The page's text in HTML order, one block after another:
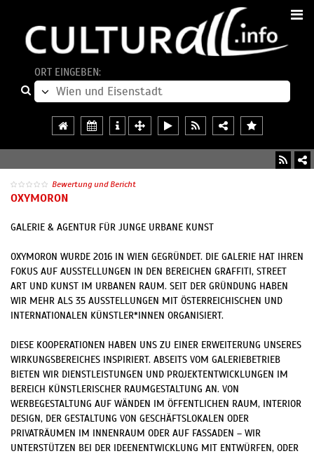
ORT EINGEBEN:
Bewertung und Bericht
OXYMORON
GALERIE & AGENTUR FÜR JUNGE URBANE KUNST
OXYMORON WURDE 2016 IN WIEN GEGRÜNDET. DIE GALERIE HAT IHREN
FOKUS AUF AUSSTELLUNGEN IN DEN BEREICHEN GRAFFITI, STREET
ART UND KUNST IM URBANEN RAUM. SEIT DER GRÜNDUNG HABEN
WIR MEHR ALS 35 AUSSTELLUNGEN MIT ÖSTERREICHISCHEN UND
INTERNATIONALEN KÜNSTLER*INNEN ORGANISIERT.
DIESE KOOPERATIONEN HABEN UNS ZU EINER ERWEITERUNG UNSERES
WIRKUNGSBEREICHES INSPIRIERT. ABSEITS VOM GALERIEBETRIEB
BIETEN WIR DIENSTLEISTUNGEN UND PROJEKTENTWICKLUNGEN IM
BEREICH KÜNSTLERISCHER RAUMGESTALTUNG AN. VON
WERBEGESTALTUNG AUF WÄNDEN IM ÖFFENTLICHEN RAUM, INTERIOR
DESIGN, DER GESTALTUNG VON GESCHÄFTSLOKALEN ODER
PRIVATRÄUMEN IM INNENRAUM ODER AUF FASSADEN – WIR
UNTERSTÜTZEN BEI DER IDEENENTWICKLUNG MIT ENTWÜRFEN, ODER